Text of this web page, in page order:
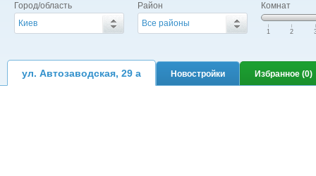
Город/область
Киев
Район
Все районы
Комнат
|
1
|
2
|
ул. Автозаводская, 29 а Новостройки Избранное (0)